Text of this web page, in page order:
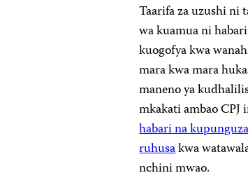
Taarifa za uzushi ni
wa kuamua ni
kuogofya kwa
mara kwa mara
maneno ya
mkakati ambao
habari na
ruhusakwa
nchini mwao.